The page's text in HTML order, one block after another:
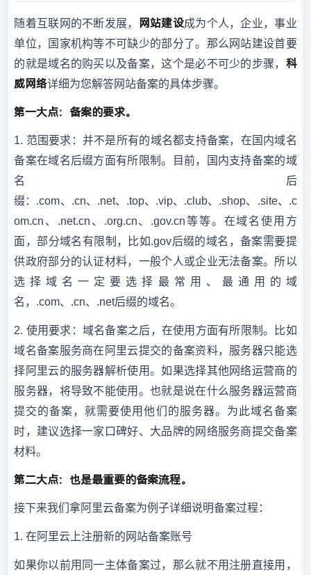
随着互联网的不断发展， 网站建设成为个人，企业，事业
单位，国家机构等不可缺少的部分了。那么网站建设首要
的就是域名的购买以及备案，这个是必不可少的步骤， 科
威网络详细为您解答网站备案的具体步骤。
第一大点：备案的要求。
1. 范围要求：并不是所有的域名都支持备案，在国内域名
备案在域名后缀方面有所限制。目前，国内支持备案的域
名后
缀： .com、.cn、.net、.top、.vip、.club、.shop、.site、.c
om.cn、.net.cn、.org.cn、.gov.cn等等。在域名使用方
面，部分域名有限制，比如.gov后缀的域名，备案需要提
供政府部分的认证材料，一般个人或企业无法备案。所以
选择域名一定要选择最常用、最通用的域
名，.com、.cn、.net后缀的域名。
2. 使用要求：域名备案之后，在使用方面有所限制。比如
域名备案服务商在阿里云提交的备案资料，服务器只能选
择阿里云的服务器解析使用。如果选择其他网络运营商的
服务器，将导致不能使用。也就是说在什么服务器运营商
提交的备案，就需要使用他们的服务器。为此域名备案
时，建议选择一家口碑好、大品牌的网络服务商提交备案
材料。
第二大点：也是最重要的备案流程。
接下来我们拿阿里云备案为例子详细说明备案过程：
1.在阿里云上注册新的网站备案账号
如果你以前用同一主体备案过，那么就不用注册直接用，